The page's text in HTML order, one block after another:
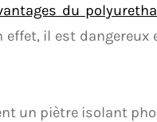
du
effet, il est
un piètre isolant